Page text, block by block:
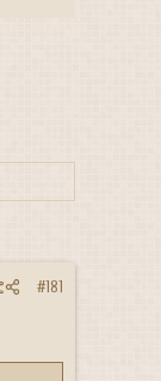
#181